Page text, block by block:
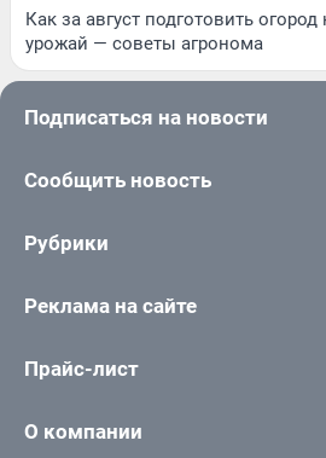
Как за август подготовить
урожай — советы агронома
Подписаться на новости
Сообщить новость
Рубрики
Реклама на сайте
Прайс-лист
О компании